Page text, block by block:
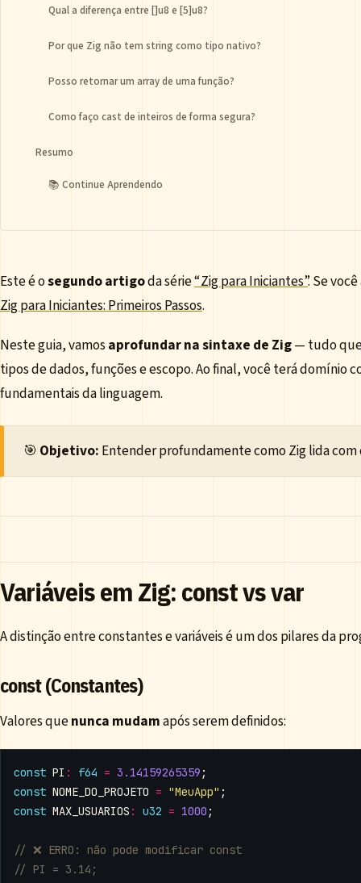
Qual a diferença entre []u8 e [5]u8?
Por que Zig não tem string como tipo nativo?
Posso retornar um array de uma função?
Como faço cast de inteiros de forma segura?
Resumo
📚 Continue Aprendendo
Este é osegundo artigoda série“Zig para Iniciantes”. Se
Zig para Iniciantes: Primeiros Passos.
Neste guia, vamosaprofundar na sintaxe de Zig— tudo que
tipos de dados, funções e escopo. Ao final, você terá domínio
fundamentais da linguagem.
🎯 Objetivo: Entender profundamente como Zig lida com
Variáveis em Zig: const vs var
A distinção entre constantes e variáveis é um dos pilares da
const (Constantes)
Valores quenunca mudamapós serem definidos:
const PI : f64 = 3.14159265359 ;
const NOME_DO_PROJETO = "MeuApp" ;
const MAX_USUARIOS : u32 = 1000 ;